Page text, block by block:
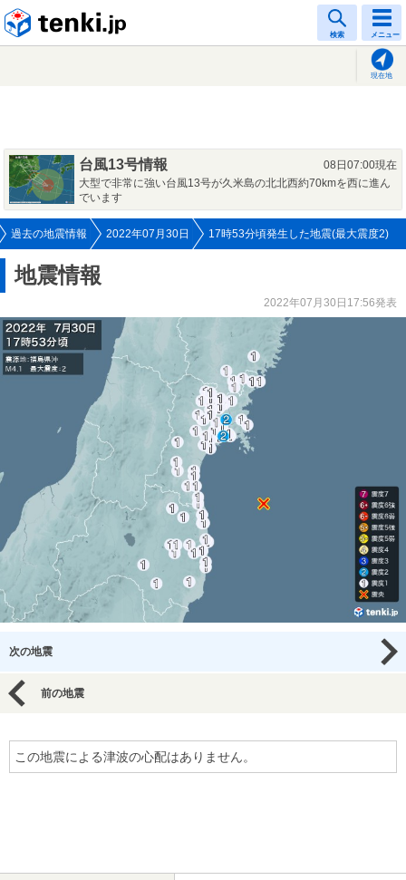
検索 メニュー
現在地
台風13号情報
08日07:00現在
大型で非常に強い台風13号が久米島の北北西約70kmを西に進ん
でいます
過去の地震情報 2022年07月30日 17時53分頃発生した地震(最大震度2)
地震情報
2022年07月30日17:56発表
次の地震
前の地震
この地震による津波の心配はありません。